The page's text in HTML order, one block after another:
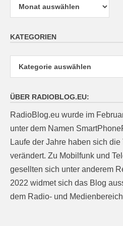
KATEGORIEN
ÜBER RADIOBLOG.EU:
RadioBlog.eu wurde im
unter dem Namen
Laufe der Jahre haben sich
verändert. Zu Mobilfunk und
gesellten sich unter anderem
2022 widmet sich das Blog
dem Radio- und